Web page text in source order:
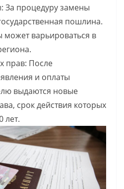
За процедуру замены
пошлина.
варьироваться в
прав: После
и оплаты
выдаются новые
срок действия которых
лет.